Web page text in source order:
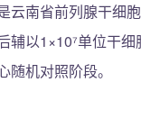
南省前列腺干细
辅以1×10⁷单位干
机对照阶段。